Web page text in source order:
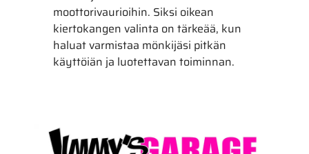
moottorivaurioihin. Siksi oikean
kiertokangen valinta on tärkeää, kun
haluat varmistaa mönkijäsi pitkän
käyttöiän ja luotettavan toiminnan.